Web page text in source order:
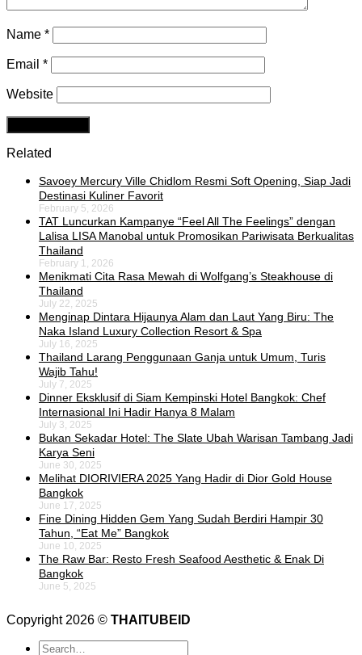
Name *
Email *
Website
Related
Savoey Mercury Ville Chidlom Resmi Soft Opening, Siap Jadi
Destinasi Kuliner Favorit
February 5, 2026
TAT Luncurkan Kampanye “Feel All The Feelings” dengan
Lalisa LISA Manobal untuk Promosikan Pariwisata Berkualitas
Thailand
February 1, 2026
Menikmati Cita Rasa Mewah di Wolfgang’s Steakhouse di
Thailand
July 22, 2025
Menginap Dintara Hijaunya Alam dan Laut Yang Biru: The
Naka Island Luxury Collection Resort & Spa
July 16, 2025
Thailand Larang Penggunaan Ganja untuk Umum, Turis
Wajib Tahu!
July 7, 2025
Dinner Eksklusif di Siam Kempinski Hotel Bangkok: Chef
Internasional Ini Hadir Hanya 8 Malam
July 3, 2025
Bukan Sekadar Hotel: The Slate Ubah Warisan Tambang Jadi
Karya Seni
June 30, 2025
Melihat DIORIVIERA 2025 Yang Hadir di Dior Gold House
Bangkok
June 17, 2025
Fine Dining Hidden Gem Yang Sudah Berdiri Hampir 30
Tahun, “Eat Me” Bangkok
June 10, 2025
The Raw Bar: Resto Fresh Seafood Aesthetic & Enak Di
Bangkok
June 5, 2025
Copyright 2026 © THAITUBEID